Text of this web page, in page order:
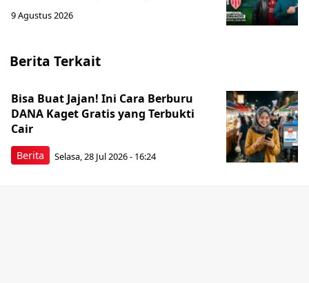
9 Agustus 2026
Berita Terkait
Berita
Bisa Buat Jajan! Ini Cara Berburu
DANA Kaget Gratis yang Terbukti
Cair
Selasa, 28 Jul 2026 - 16:24